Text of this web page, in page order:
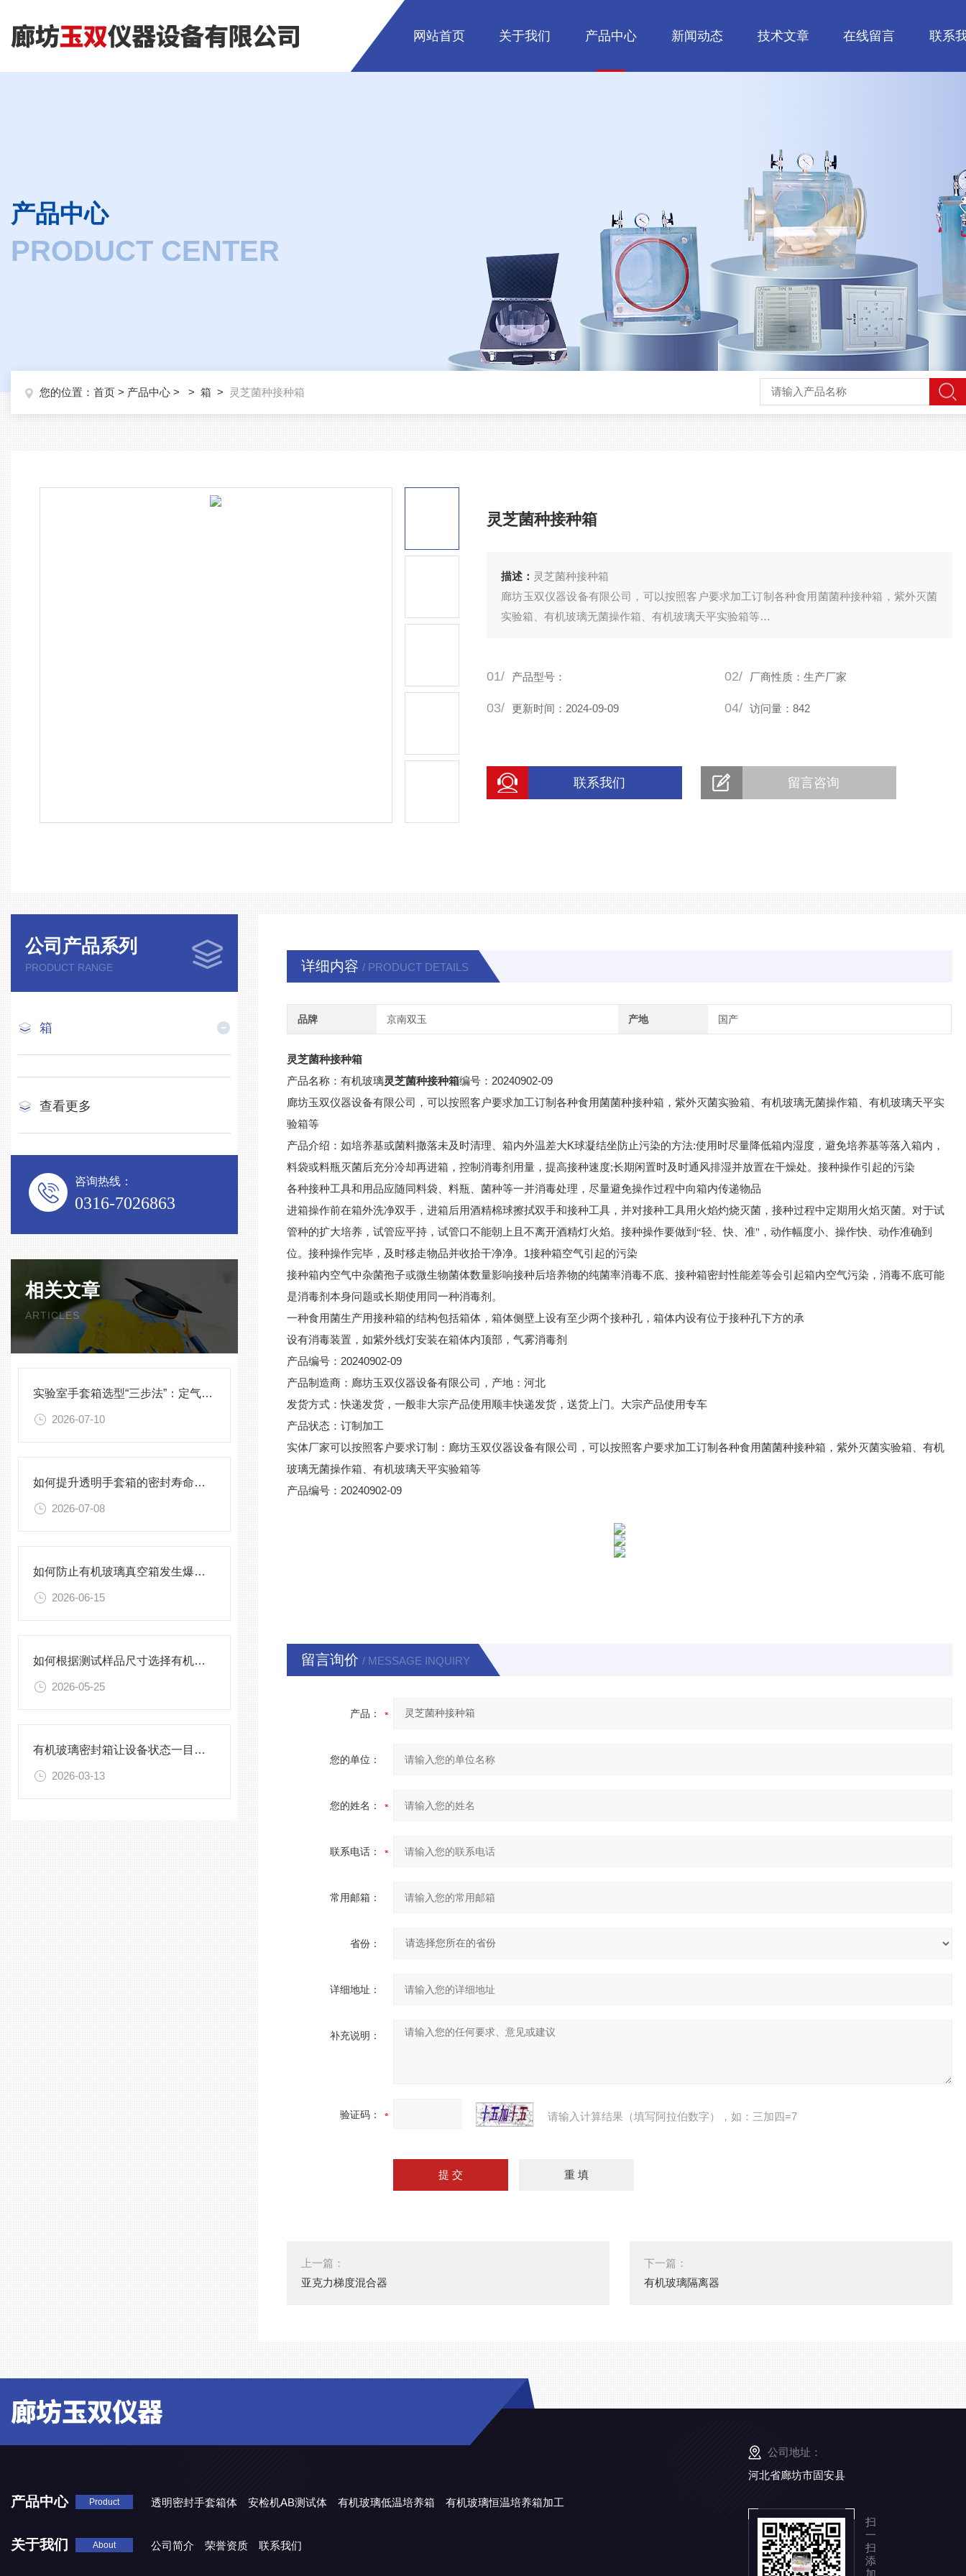
网站首页 关于我们 产品中心 新闻动态 技术文章 在线留言 联系
产品中心
PRODUCT CENTER
您的位置： 首页 > 产品中心 > > 箱 > 灵芝菌种接种箱
灵芝菌种接种箱
描述： 灵芝菌种接种箱
廊坊玉双仪器设备有限公司，可以按照客户要求加工订制各种食用菌菌种接种箱，紫外灭菌
实验箱、有机玻璃无菌操作箱、有机玻璃天平实验箱等
毒剂用量，提高接种速度;长期闲
01/ 产品型号： 02/ 厂商性质：生产厂家
03/ 更新时间：2024-09-09 04/ 访问量：842
联系我们 留言咨询
公司产品系列
PRODUCT RANGE
箱
查看更多
咨询热线：
0316-7026863
相关文章
ARTICLES
实验室手套箱选型“三步法”：定气氛、定压差、定配件
2026-07-10
如何提升透明手套箱的密封寿命？密封圈选型与保养须知
2026-07-08
如何防止有机玻璃真空箱发生爆裂？
2026-06-15
如何根据测试样品尺寸选择有机玻璃试验箱
2026-05-25
有机玻璃密封箱让设备状态一目了然，告别频繁开箱
2026-03-13
详细内容 / PRODUCT DETAILS
品牌 京南双玉 产地 国产
灵芝菌种接种箱
产品名称：有机玻璃灵芝菌种接种箱编号： 20240902-09
廊坊玉双仪器设备有限公司，可以按照客户要求加工订制各种食用菌菌种接种箱，紫外灭菌实验箱、有机玻璃无菌操作箱、有机玻璃天平实
验箱等
产品介绍：如培养基或菌料撒落未及时清理、箱内外温差大K球凝结坐防止污染的方法:使用时尽量降低箱内湿度，避免培养基等落入箱内，
料袋或料瓶灭菌后充分冷却再进箱，控制消毒剂用量，提高接种速度;长期闲置时及时通风排湿并放置在干燥处。接种操作引起的污染
各种接种工具和用品应随同料袋、料瓶、菌种等一并消毒处理，尽量避免操作过程中向箱内传递物品
进箱操作前在箱外洗净双手，进箱后用酒精棉球擦拭双手和接种工具，并对接种工具用火焰灼烧灭菌，接种过程中定期用火焰灭菌。对于试
管种的扩大培养，试管应平持，试管口不能朝上且不离开酒精灯火焰。接种操作要做到“轻、快、准"，动作幅度小、操作快、动作准确到
位。接种操作完毕，及时移走物品并收拾干净净。 1接种箱空气引起的污染
接种箱内空气中杂菌孢子或微生物菌体数量影响接种后培养物的纯菌率消毒不底、接种箱密封性能差等会引起箱内空气污染，消毒不底可能
是消毒剂本身问题或长期使用同一种消毒剂。
一种食用菌生产用接种箱的结构包括箱体，箱体侧壁上设有至少两个接种孔，箱体内设有位于接种孔下方的承
设有消毒装置，如紫外线灯安装在箱体内顶部，气雾消毒剂
产品编号： 20240902-09
产品制造商：廊坊玉双仪器设备有限公司，产地：河北
发货方式：快递发货，一般非大宗产品使用顺丰快递发货，送货上门。大宗产品使用专车
产品状态：订制加工
实体厂家可以按照客户要求订制：廊坊玉双仪器设备有限公司，可以按照客户要求加工订制各种食用菌菌种接种箱，紫外灭菌实验箱、有机
玻璃无菌操作箱、有机玻璃天平实验箱等
产品编号： 20240902-09
留言询价 / MESSAGE INQUIRY
产品：
您的单位：
您的姓名：
联系电话：
常用邮箱：
省份：
详细地址：
补充说明：
验证码： 请输入计算结果（填写阿拉伯数字），如：三加四=7
上一篇：
亚克力梯度混合器
下一篇：
有机玻璃隔离器
产品中心 Product 透明密封手套箱体 安检机AB测试体 有机玻璃低温培养箱 有机玻璃恒温培养箱加工
关于我们 About 公司简介 荣誉资质 联系我们
公司地址：
河北省廊坊市固安县
扫
一
扫
添
加